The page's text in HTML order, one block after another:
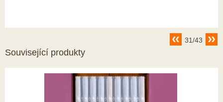
31/43
Související produkty